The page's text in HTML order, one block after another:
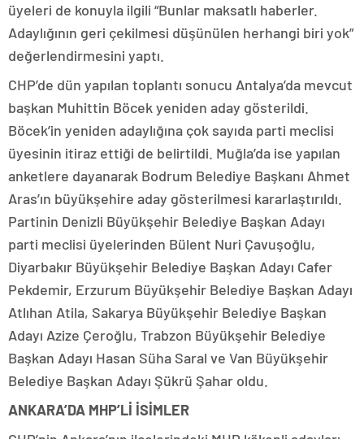
üyeleri de konuyla ilgili “Bunlar maksatlı haberler.
Adaylığının geri çekilmesi düşünülen herhangi biri yok”
değerlendirmesini yaptı.
CHP’de dün yapılan toplantı sonucu Antalya’da mevcut
başkan Muhittin Böcek yeniden aday gösterildi.
Böcek’in yeniden adaylığına çok sayıda parti meclisi
üyesinin itiraz ettiği de belirtildi. Muğla’da ise yapılan
anketlere dayanarak Bodrum Belediye Başkanı Ahmet
Aras’ın büyükşehire aday gösterilmesi kararlaştırıldı.
Partinin Denizli Büyükşehir Belediye Başkan Adayı
parti meclisi üyelerinden Bülent Nuri Çavuşoğlu,
Diyarbakır Büyükşehir Belediye Başkan Adayı Cafer
Pekdemir, Erzurum Büyükşehir Belediye Başkan Adayı
Atlıhan Atila, Sakarya Büyükşehir Belediye Başkan
Adayı Azize Çeroğlu, Trabzon Büyükşehir Belediye
Başkan Adayı Hasan Süha Saral ve Van Büyükşehir
Belediye Başkan Adayı Şükrü Şahar oldu.
ANKARA’DA MHP’Lİ İSİMLER